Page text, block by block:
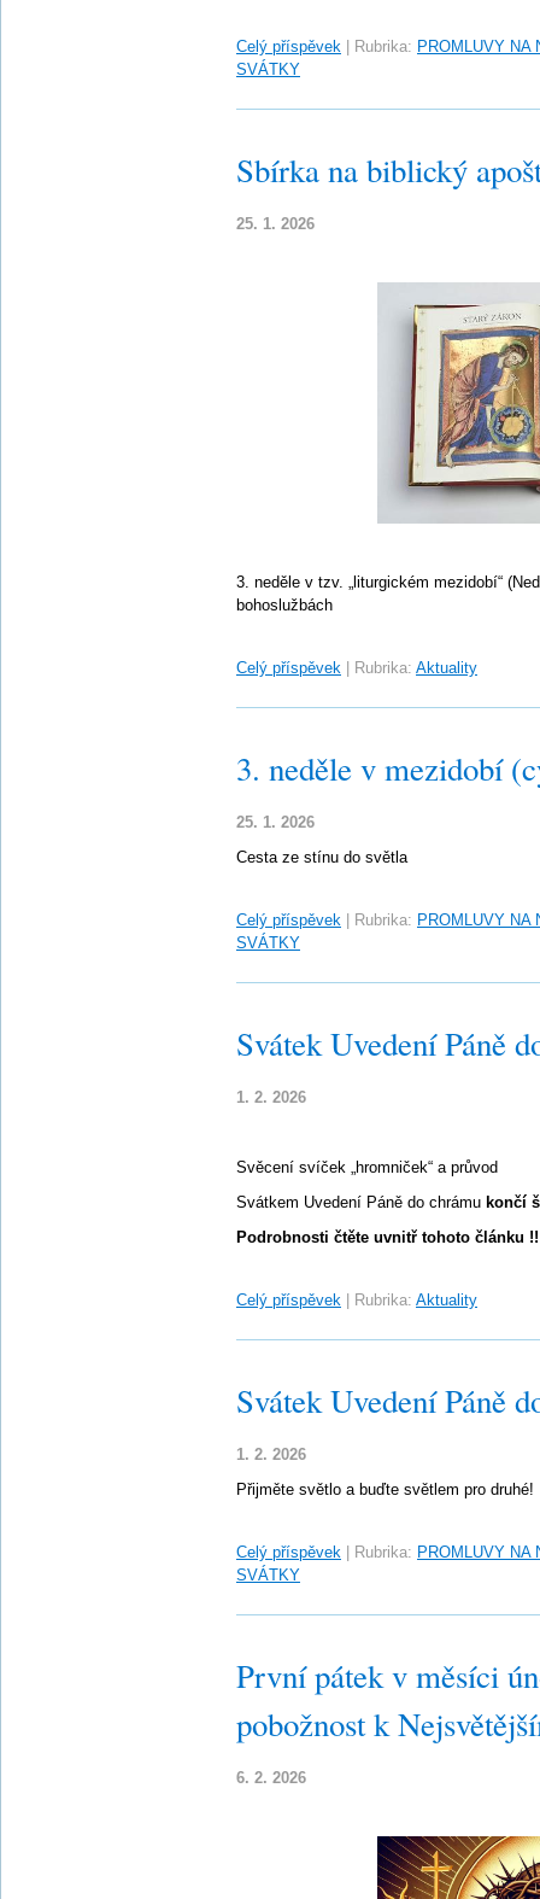
Celý příspěvek Rubrika: PROMLUVY NA
SVÁTKY
Sbírka na biblický
25. 1. 2026
3. neděle v tzv. „liturgickém mezidobí“
bohoslužbách
Celý příspěvek Rubrika: Aktuality
3. neděle v mezidobí
25. 1. 2026
Cesta ze stínu do světla
Celý příspěvek Rubrika: PROMLUVY NA
SVÁTKY
Svátek Uvedení Páně
1. 2. 2026
Svěcení svíček „hromniček“ a průvod
Svátkem Uvedení Páně do chrámu končí
Podrobnosti čtěte uvnitř tohoto článku
Celý příspěvek Rubrika: Aktuality
Svátek Uvedení Páně
1. 2. 2026
Přijměte světlo a buďte světlem pro druhé!
Celý příspěvek Rubrika: PROMLUVY NA
SVÁTKY
První pátek v měsíci
pobožnost k
6. 2. 2026